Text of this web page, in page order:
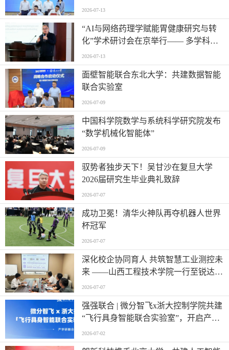
2026-07-13
“AI与网络药理学赋能胃健康研究与转
化”学术研讨会在京举行—— 多学科交
叉推动胃病防治进入智能化新阶段
2026-07-13
面壁智能联合东北大学：共建数据智能
联合实验室
2026-07-09
中国科学院数学与系统科学研究院发布
“数学机械化智能体”
2026-07-09
驭势者独步天下！吴甘沙在复旦大学
2026届研究生毕业典礼致辞
2026-07-07
成功卫冕！清华火神队再夺机器人世界
杯冠军
2026-07-07
深化校企协同育人 共筑智慧工业测控未
来 ——山西工程技术学院一行至锐达工
业集团参观调研
2026-07-07
强强联合 | 微分智飞x浙大控制学院共建
“飞行具身智能联合实验室”，开启产学
研深度融合新篇章
2026-07-02